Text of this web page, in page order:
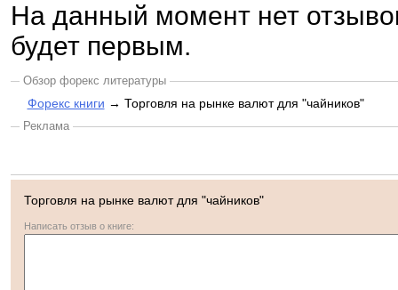
На данный момент нет
будет первым.
Обзор форекс литературы
Форекс книги → Торговля на рынке валют для "чайников"
Реклама
Торговля на рынке валют для "чайников"
Написать отзыв о книге: